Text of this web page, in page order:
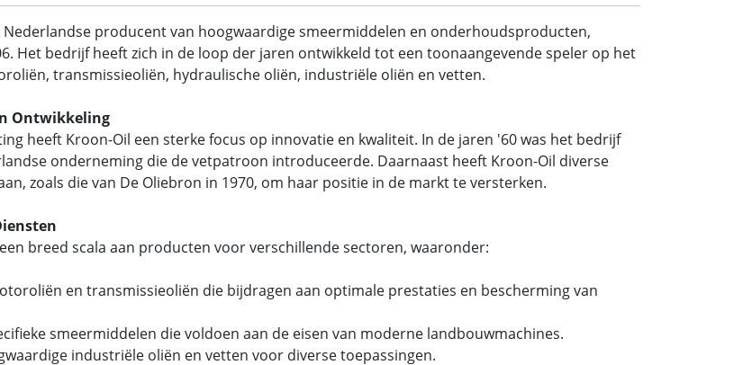
Nederlandse producent van hoogwaardige smeermiddelen en onderhoudsproducten,
Het bedrijf heeft zich in de loop der jaren ontwikkeld tot een toonaangevende speler op het
transmissieoliën, hydraulische oliën, industriële oliën en vetten.
Ontwikkeling
heeft Kroon-Oil een sterke focus op innovatie en kwaliteit. In de jaren '60 was het bedrijf
onderneming die de vetpatroon introduceerde. Daarnaast heeft Kroon-Oil diverse
zoals die van De Oliebron in 1970, om haar positie in de markt te versterken.
breed scala aan producten voor verschillende sectoren, waaronder:
en transmissieoliën die bijdragen aan optimale prestaties en bescherming van
smeermiddelen die voldoen aan de eisen van moderne landbouwmachines.
industriële oliën en vetten voor diverse toepassingen.